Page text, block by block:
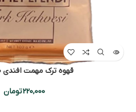
قهوه ترک مهمت افندی 100 گرمی
220,000تومان